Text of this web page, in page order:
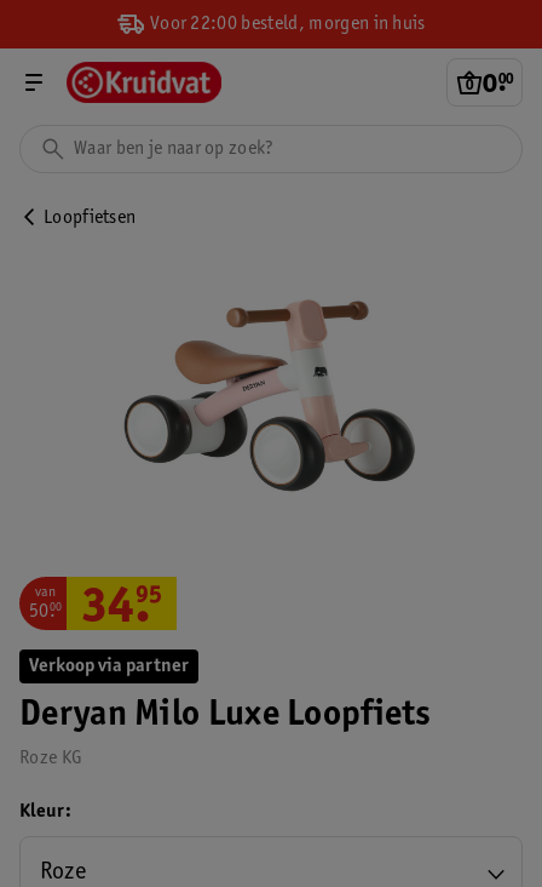
Voor 22:00 besteld, morgen in huis
0.
00
Loopfietsen
Verkoop via partner
Deryan Milo Luxe Loopfiets
Roze KG
van
50.
00 34.
95
Kleur
Roze